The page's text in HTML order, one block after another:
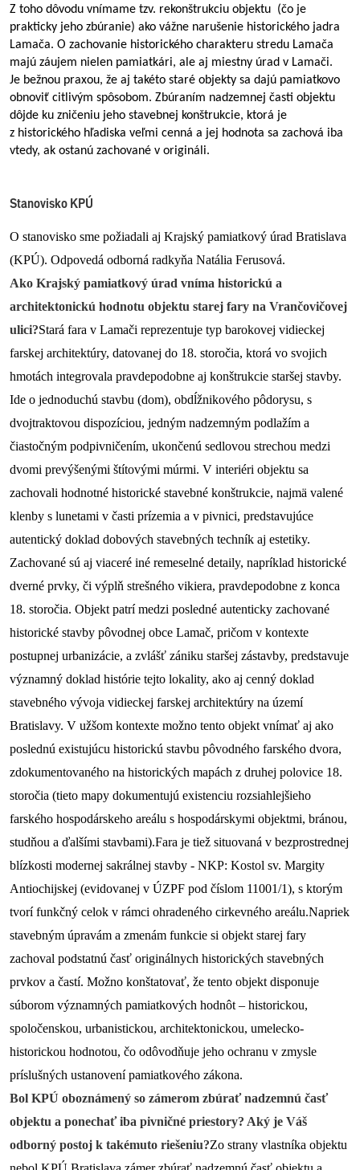
Z toho dôvodu vnímame tzv. rekonštrukciu objektu  (čo je
prakticky jeho zbúranie) ako vážne narušenie historického jadra
Lamača. O zachovanie historického charakteru stredu Lamača
majú záujem nielen pamiatkári, ale aj miestny úrad v Lamači.
Je bežnou praxou, že aj takéto staré objekty sa dajú pamiatkovo
obnoviť citlivým spôsobom. Zbúraním nadzemnej časti objektu
dôjde ku zničeniu jeho stavebnej konštrukcie, ktorá je
z historického hľadiska veľmi cenná a jej hodnota sa zachová iba
vtedy, ak ostanú zachované v origináli.
Stanovisko KPÚ
O stanovisko sme požiadali aj Krajský pamiatkový úrad Bratislava
(KPÚ). Odpovedá odborná radkyňa Natália Ferusová.
Ako Krajský pamiatkový úrad vníma historickú a
architektonickú hodnotu objektu starej fary na Vrančovičovej
ulici?Stará fara v Lamači reprezentuje typ barokovej vidieckej
farskej architektúry, datovanej do 18. storočia, ktorá vo svojich
hmotách integrovala pravdepodobne aj konštrukcie staršej stavby.
Ide o jednoduchú stavbu (dom), obdĺžnikového pôdorysu, s
dvojtraktovou dispozíciou, jedným nadzemným podlažím a
čiastočným podpivničením, ukončenú sedlovou strechou medzi
dvomi prevýšenými štítovými múrmi. V interiéri objektu sa
zachovali hodnotné historické stavebné konštrukcie, najmä valené
klenby s lunetami v časti prízemia a v pivnici, predstavujúce
autentický doklad dobových stavebných techník aj estetiky.
Zachované sú aj viaceré iné remeselné detaily, napríklad historické
dverné prvky, či výplň strešného vikiera, pravdepodobne z konca
18. storočia. Objekt patrí medzi posledné autenticky zachované
historické stavby pôvodnej obce Lamač, pričom v kontexte
postupnej urbanizácie, a zvlášť zániku staršej zástavby, predstavuje
významný doklad histórie tejto lokality, ako aj cenný doklad
stavebného vývoja vidieckej farskej architektúry na území
Bratislavy. V užšom kontexte možno tento objekt vnímať aj ako
poslednú existujúcu historickú stavbu pôvodného farského dvora,
zdokumentovaného na historických mapách z druhej polovice 18.
storočia (tieto mapy dokumentujú existenciu rozsiahlejšieho
farského hospodárskeho areálu s hospodárskymi objektmi, bránou,
studňou a ďalšími stavbami).Fara je tiež situovaná v bezprostrednej
blízkosti modernej sakrálnej stavby - NKP: Kostol sv. Margity
Antiochijskej (evidovanej v ÚZPF pod číslom 11001/1), s ktorým
tvorí funkčný celok v rámci ohradeného cirkevného areálu.Napriek
stavebným úpravám a zmenám funkcie si objekt starej fary
zachoval podstatnú časť originálnych historických stavebných
prvkov a častí. Možno konštatovať, že tento objekt disponuje
súborom významných pamiatkových hodnôt – historickou,
spoločenskou, urbanistickou, architektonickou, umelecko-
historickou hodnotou, čo odôvodňuje jeho ochranu v zmysle
príslušných ustanovení pamiatkového zákona.
Bol KPÚ oboznámený so zámerom zbúrať nadzemnú časť
objektu a ponechať iba pivničné priestory? Aký je Váš
odborný postoj k takémuto riešeniu?Zo strany vlastníka objektu